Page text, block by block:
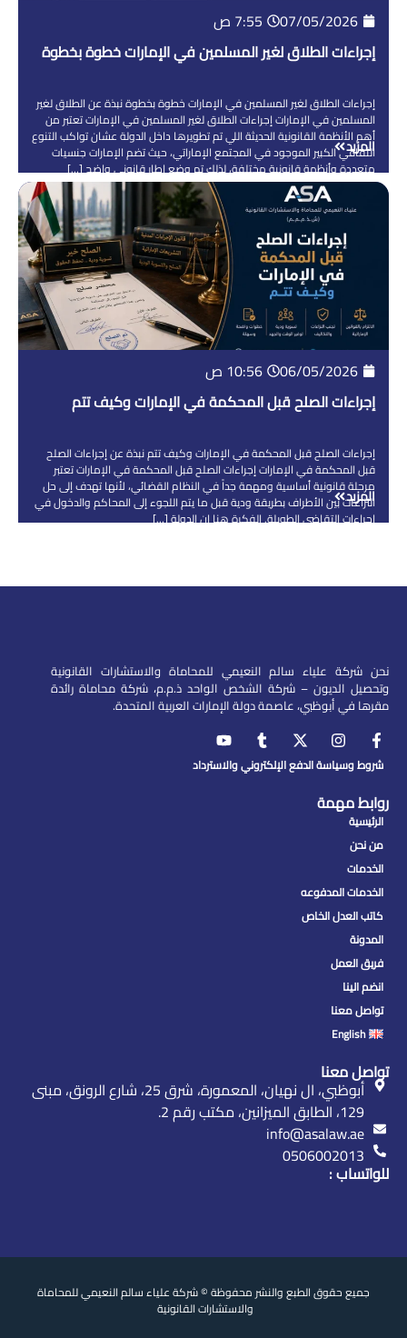
07/05/2026
7:55 ص
إجراءات الطلاق لغير المسلمين في الإمارات خطوة بخطوة
إجراءات الطلاق لغير المسلمين في الإمارات خطوة بخطوة نبذة عن الطلاق لغير
المسلمين في الإمارات إجراءات الطلاق لغير المسلمين في الإمارات تعتبر من
أهم الأنظمة القانونية الحديثة اللي تم تطويرها داخل الدولة عشان تواكب التنوع
الثقافي الكبير الموجود في المجتمع الإماراتي، حيث تضم الإمارات جنسيات
متعددة وأنظمة قانونية مختلفة، لذلك تم وضع إطار قانوني واضح […]
المزيد
06/05/2026
10:56 ص
إجراءات الصلح قبل المحكمة في الإمارات وكيف تتم
إجراءات الصلح قبل المحكمة في الإمارات وكيف تتم نبذة عن إجراءات الصلح
قبل المحكمة في الإمارات إجراءات الصلح قبل المحكمة في الإمارات تعتبر
مرحلة قانونية أساسية ومهمة جداً في النظام القضائي، لأنها تهدف إلى حل
النزاعات بين الأطراف بطريقة ودية قبل ما يتم اللجوء إلى المحاكم والدخول في
إجراءات التقاضي الطويلة. الفكرة هنا إن الدولة […]
المزيد
نحن شركة علياء سالم النعيمي للمحاماة والاستشارات القانونية
وتحصيل الديون – شركة الشخص الواحد ذ.م.م، شركة محاماة رائدة
مقرها في أبوظبي، عاصمة دولة الإمارات العربية المتحدة.
شروط وسياسة الدفع الإلكتروني والاسترداد
روابط مهمة
الرئيسية
من نحن
الخدمات
الخدمات المدفوعه
كاتب العدل الخاص
المدونة
فريق العمل
انضم الينا
تواصل معنا
English
تواصل معنا
أبوظبي، ال نهيان، المعمورة، شرق 25، شارع الرونق، مبنى
129، الطابق الميزانين، مكتب رقم 2.
info@asalaw.ae
0506002013
للواتساب :
جميع حقوق الطبع والنشر محفوظة © شركة علياء سالم النعيمي للمحاماة
والاستشارات القانونية